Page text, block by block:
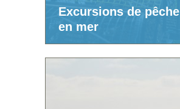
Excursions de pêche
en mer